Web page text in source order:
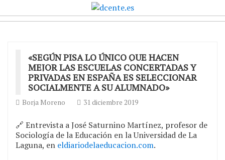
«SEGÚN PISA LO ÚNICO QUE HACEN
MEJOR LAS ESCUELAS CONCERTADAS Y
PRIVADAS EN ESPAÑA ES SELECCIONAR
SOCIALMENTE A SU ALUMNADO»
Borja Moreno 31 diciembre 2019
🔗 Entrevista a José Saturnino Martínez, profesor de
Sociología de la Educación en la Universidad de La
Laguna, en eldiariodelaeducacion.com.